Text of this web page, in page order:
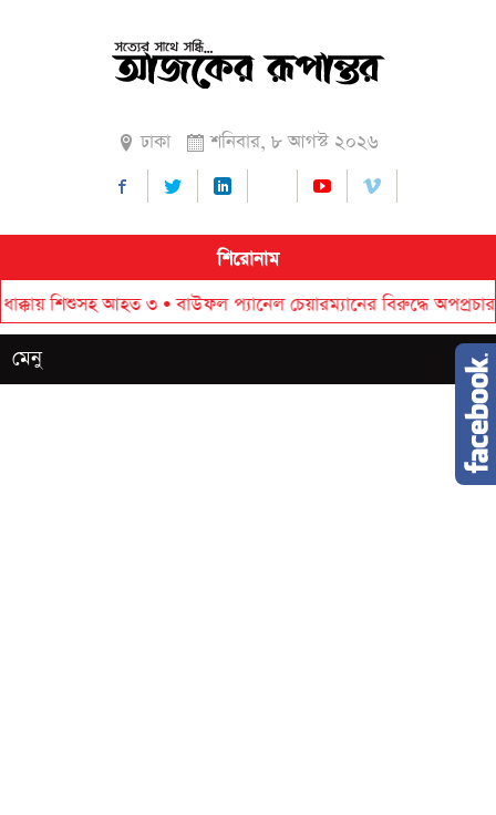
ঢাকা শনিবার, ৮ আগস্ট ২০২৬
শিরোনাম
আহত ৩•বাউফল প্যানেল চেয়ারম্যানের বিরুদ্ধে অপপ্রচার
মেনু